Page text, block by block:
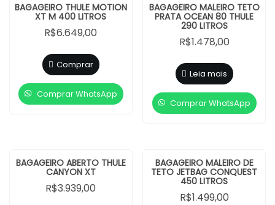
BAGAGEIRO THULE MOTION
XT M 400 LITROS
R$6.649,00
Comprar
Comprar WhatsApp
BAGAGEIRO MALEIRO TETO
PRATA OCEAN 80 THULE
290 LITROS
R$1.478,00
Leia mais
Comprar WhatsApp
BAGAGEIRO ABERTO THULE
CANYON XT
R$3.939,00
BAGAGEIRO MALEIRO DE
TETO JETBAG CONQUEST
450 LITROS
R$1.499,00